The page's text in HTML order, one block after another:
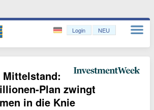
Login NEU
Mittelstand:
Plan zwingt
in die Knie